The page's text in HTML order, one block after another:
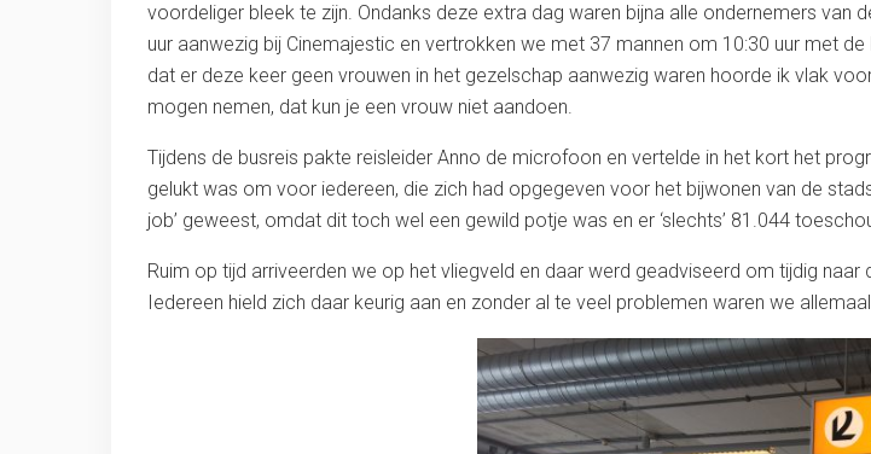
voordeliger bleek te zijn. Ondanks deze extra dag waren bijna alle ondernemers
uur aanwezig bij Cinemajestic en vertrokken we met 37 mannen om 10:30 uur met
dat er deze keer geen vrouwen in het gezelschap aanwezig waren hoorde ik vlak
mogen nemen, dat kun je een vrouw niet aandoen.
Tijdens de busreis pakte reisleider Anno de microfoon en vertelde in het kort het
gelukt was om voor iedereen, die zich had opgegeven voor het bijwonen van de
job’ geweest, omdat dit toch wel een gewild potje was en er ‘slechts’ 81.044
Ruim op tijd arriveerden we op het vliegveld en daar werd geadviseerd om tijdig
Iedereen hield zich daar keurig aan en zonder al te veel problemen waren we